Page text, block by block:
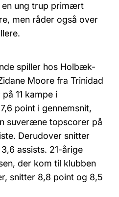
en ung trup primært
men råder også over
spiller hos Holbæk-
Moore fra Trinidad
11 kampe i
point i gennemsnit,
suveræne topscorer på
Derudover snitter
assists. 21-årige
der kom til klubben
snitter 8,8 point og 8,5